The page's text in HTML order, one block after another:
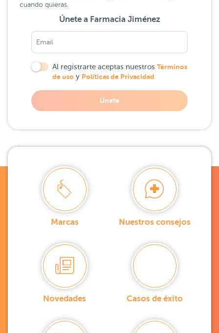
cuando quieras.
Únete a Farmacia Jiménez
Al registrarte aceptas nuestros Términos
de uso y Políticas de Privacidad
Unete
Marcas Nuestros consejos
Novedades Casos de éxito